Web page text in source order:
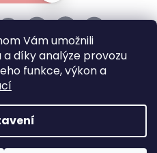
Vám umožnili
díky analýze provozu
funkce, výkon a
. Všechna práva vyhrazena.
cookies
nakódoval